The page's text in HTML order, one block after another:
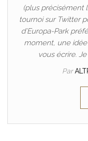
(plus précisément
tournoi sur Twitter
d’Europa-Park
moment, une idée
vous écrire.
Par